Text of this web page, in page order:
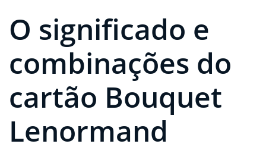
O significado e
combinações do
cartão Bouquet
Lenormand